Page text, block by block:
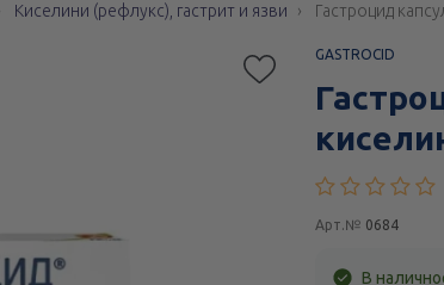
Киселини (рефлукс), гастрит и язви Гастроцид
GASTROCID
Арт.№ 0684
В